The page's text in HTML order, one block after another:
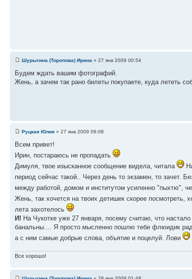
Шурыгина (Торопова) Ирина » 27 янв 2009 00:54
Будем ждать вашим фотографий.
Жень, а зачем так рано билеты покупаете, куда лететь
Руцкая Юлия » 27 янв 2009 06:08
Всем привет!
Ирин, постараюсь не пропадать
Димуля, твое изысканное сообщение видела, читала
период сейчас такой.. Через день то экзамен, то зачет.
между работой, домом и институтом усиленно "пыхтю",
Жень, так хочется на твоих детишек скорее посмотреть,
лета захотелось
И! На Чукотке уже 27 января, посему считаю, что
банальны.... Я просто мысленно пошлю тебе флюидик
а с ним самые добрые слова, объятие и поцелуй. Лови
Все хорошо!